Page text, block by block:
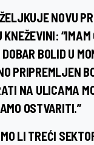
NOVU
KNEŽEVINI:
BOLID U
PRIPREMLJEN
NA ULICAMA
OSTVARITI.”
LI TREĆI